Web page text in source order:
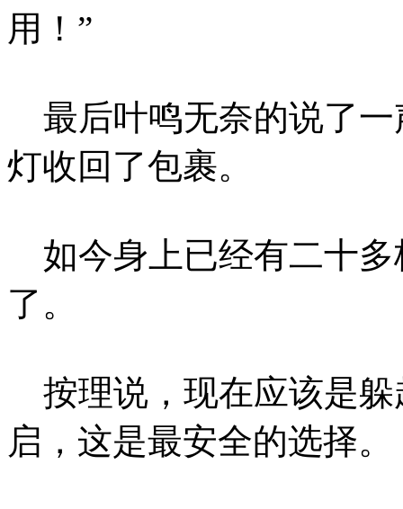
用！”
最后叶鸣无奈的说了一
灯收回了包裹。
如今身上已经有二十多
了。
按理说，现在应该是躲
启，这是最安全的选择。